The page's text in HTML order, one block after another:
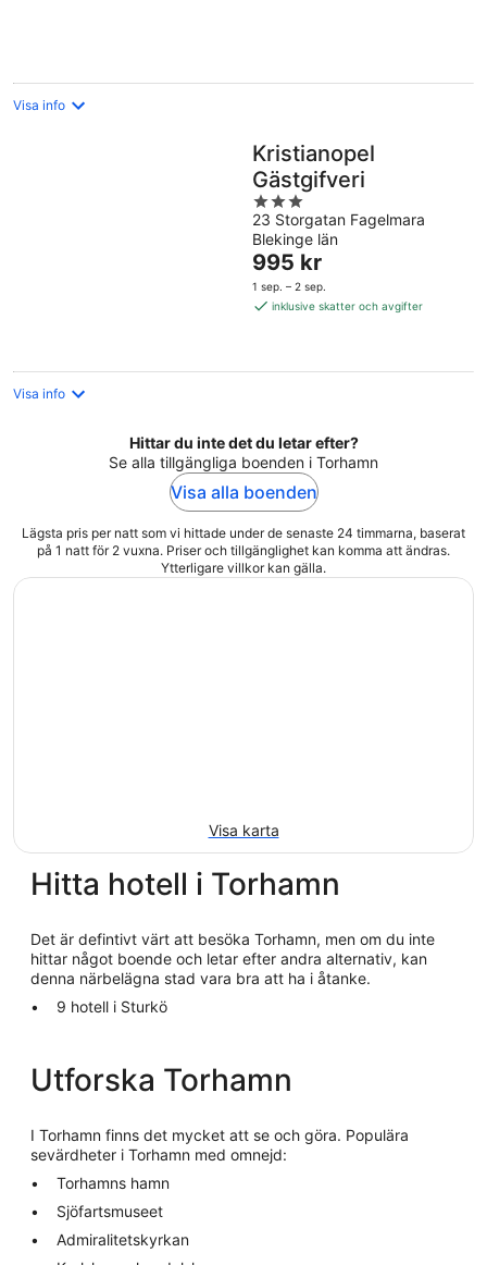
Visa info
Kristianopel
Gästgifveri
3
out
of
5
23 Storgatan Fagelmara
Blekinge län
Priset
är
995 kr
995 kr
1 sep. – 2 sep.
inklusive skatter och avgifter
Visa info
Hittar du inte det du letar efter?
Se alla tillgängliga boenden i Torhamn
Visa alla boenden
Lägsta pris per natt som vi hittade under de senaste 24 timmarna, baserat
på 1 natt för 2 vuxna. Priser och tillgänglighet kan komma att ändras.
Ytterligare villkor kan gälla.
Visa karta
Hitta hotell i Torhamn
Det är defintivt värt att besöka Torhamn, men om du inte
hittar något boende och letar efter andra alternativ, kan
denna närbelägna stad vara bra att ha i åtanke.
9 hotell i Sturkö
Utforska Torhamn
I Torhamn finns det mycket att se och göra. Populära
sevärdheter i Torhamn med omnejd:
Torhamns hamn
Sjöfartsmuseet
Admiralitetskyrkan